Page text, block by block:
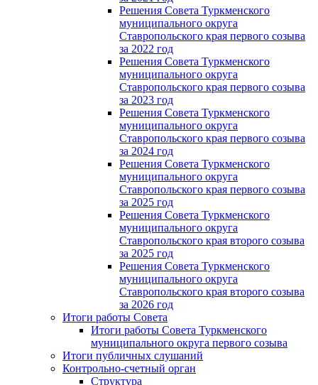
Решения Совета Туркменского
муниципального округа
Ставропольского края первого созыва
за 2022 год
Решения Совета Туркменского
муниципального округа
Ставропольского края первого созыва
за 2023 год
Решения Совета Туркменского
муниципального округа
Ставропольского края первого созыва
за 2024 год
Решения Совета Туркменского
муниципального округа
Ставропольского края первого созыва
за 2025 год
Решения Совета Туркменского
муниципального округа
Ставропольского края второго созыва
за 2025 год
Решения Совета Туркменского
муниципального округа
Ставропольского края второго созыва
за 2026 год
Итоги работы Совета
Итоги работы Совета Туркменского
муниципального округа первого созыва
Итоги публичных слушаний
Контрольно-счетный орган
Структура